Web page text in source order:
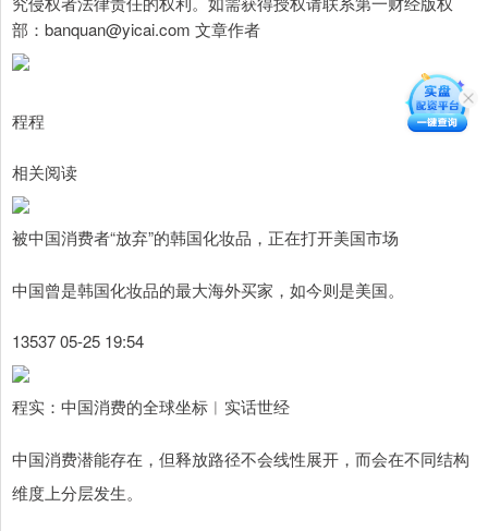
部：banquan@yicai.com 文章作者
程程
相关阅读
被中国消费者“放弃”的韩国化妆品，正在打开美国市场
中国曾是韩国化妆品的最大海外买家，如今则是美国。
13537 05-25 19:54
程实：中国消费的全球坐标︱实话世经
中国消费潜能存在，但释放路径不会线性展开，而会在不同结构
维度上分层发生。